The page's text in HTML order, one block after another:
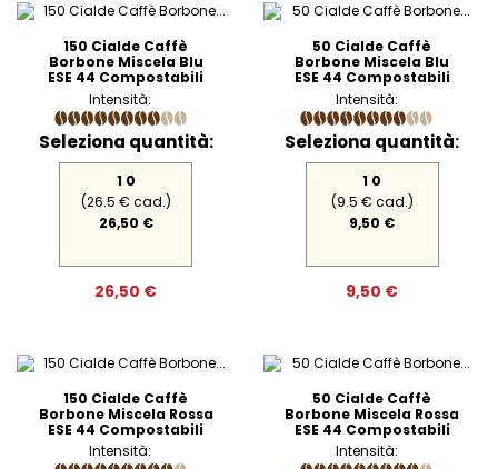
150 Cialde Caffè
Borbone Miscela Blu
ESE 44 Compostabili
Intensità:
Seleziona quantità:
1 0
(26.5 € cad.)
26,50 €
26,50 €
50 Cialde Caffè
Borbone Miscela Blu
ESE 44 Compostabili
Intensità:
Seleziona quantità:
1 0
(9.5 € cad.)
9,50 €
9,50 €
150 Cialde Caffè
Borbone Miscela Rossa
ESE 44 Compostabili
Intensità:
50 Cialde Caffè
Borbone Miscela Rossa
ESE 44 Compostabili
Intensità: